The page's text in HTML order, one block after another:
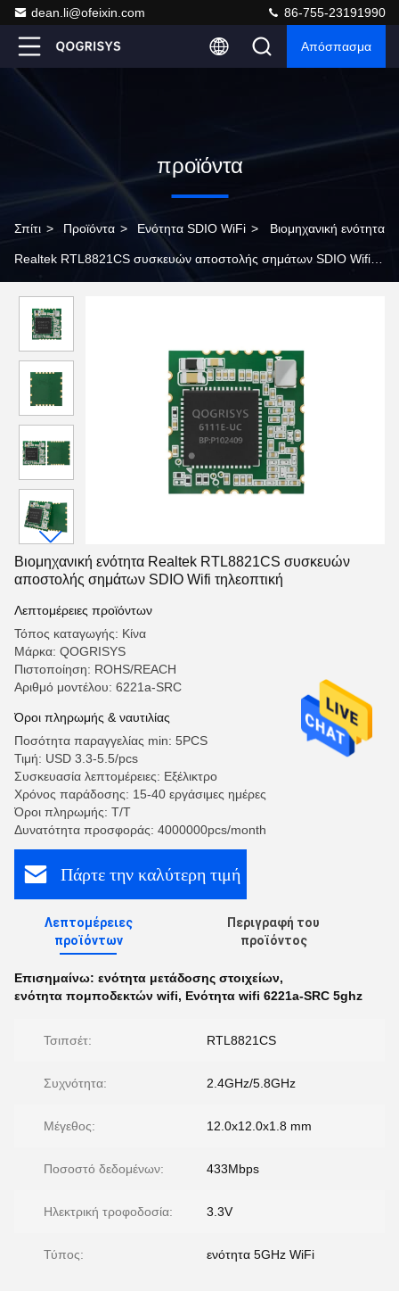
dean.li@ofeixin.com 86-755-23191990
Απόσπασμα
προϊόντα
Σπίτι > Προϊόντα > Ενότητα SDIO WiFi > Βιομηχανική ενότητα
Realtek RTL8821CS συσκευών αποστολής σημάτων SDIO Wifi
Βιομηχανική ενότητα Realtek RTL8821CS συσκευών
αποστολής σημάτων SDIO Wifi τηλεοπτική
Λεπτομέρειες προϊόντων
Τόπος καταγωγής: Κίνα
Μάρκα: QOGRISYS
Πιστοποίηση: ROHS/REACH
Αριθμό μοντέλου: 6221a-SRC
Όροι πληρωμής & ναυτιλίας
Ποσότητα παραγγελίας min: 5PCS
Τιμή: USD 3.3-5.5/pcs
Συσκευασία λεπτομέρειες: Εξέλικτρο
Χρόνος παράδοσης: 15-40 εργάσιμες ημέρες
Όροι πληρωμής: T/T
Δυνατότητα προσφοράς: 4000000pcs/month
Πάρτε την καλύτερη τιμή
Λεπτομέρειες
προϊόντων
Περιγραφή του
προϊόντος
Επισημαίνω: ενότητα μετάδοσης στοιχείων,
ενότητα πομποδεκτών wifi, Ενότητα wifi 6221a-SRC 5ghz
Τσιπσέτ: RTL8821CS
Συχνότητα: 2.4GHz/5.8GHz
Μέγεθος: 12.0x12.0x1.8 mm
Ποσοστό δεδομένων: 433Mbps
Ηλεκτρική τροφοδοσία: 3.3V
Τύπος: ενότητα 5GHz WiFi